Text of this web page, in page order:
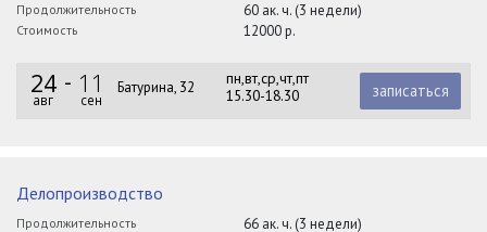
Продолжительность 60 ак. ч. (3 недели)
Стоимость 12000 р.
24
авг
11
сен
Батурина, 32
пн,вт,ср,чт,пт
15.30-18.30
записаться
Делопроизводство
Продолжительность 66 ак. ч. (3 недели)